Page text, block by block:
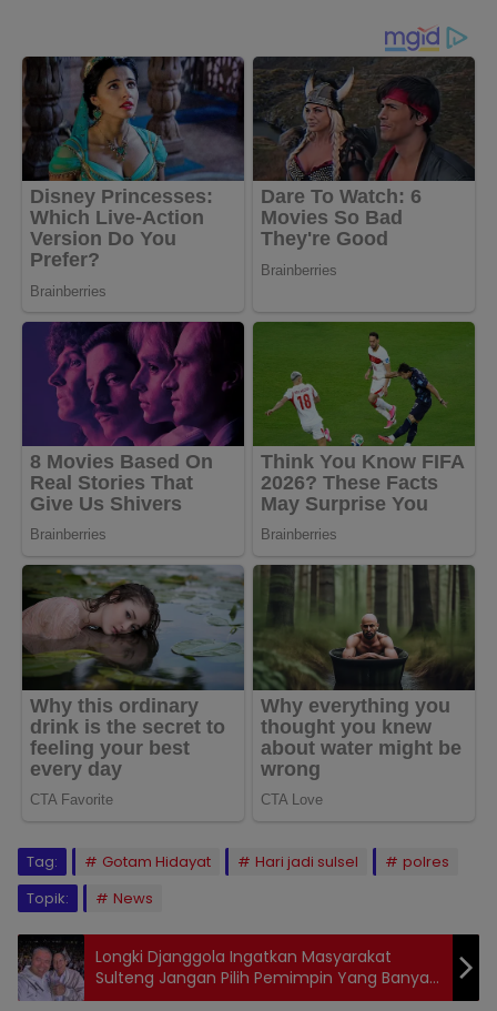
Tag: Gotam Hidayat Hari jadi sulsel
polres
Topik:
News
Longki Djanggola Ingatkan Masyarakat
Sulteng Jangan Pilih Pemimpin Yang Banyak
Berjanji, Tak Ditepati, Mau Kejar Ke Lubang